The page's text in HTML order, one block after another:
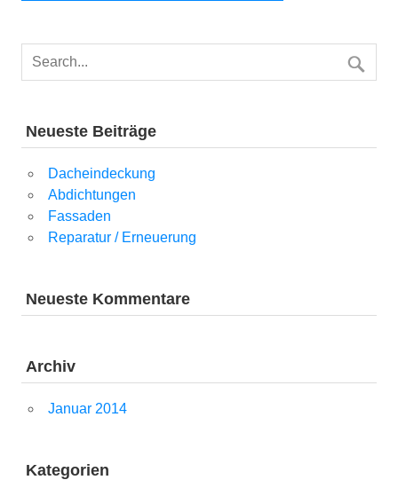
Neueste Beiträge
Dacheindeckung
Abdichtungen
Fassaden
Reparatur / Erneuerung
Neueste Kommentare
Archiv
Januar 2014
Kategorien